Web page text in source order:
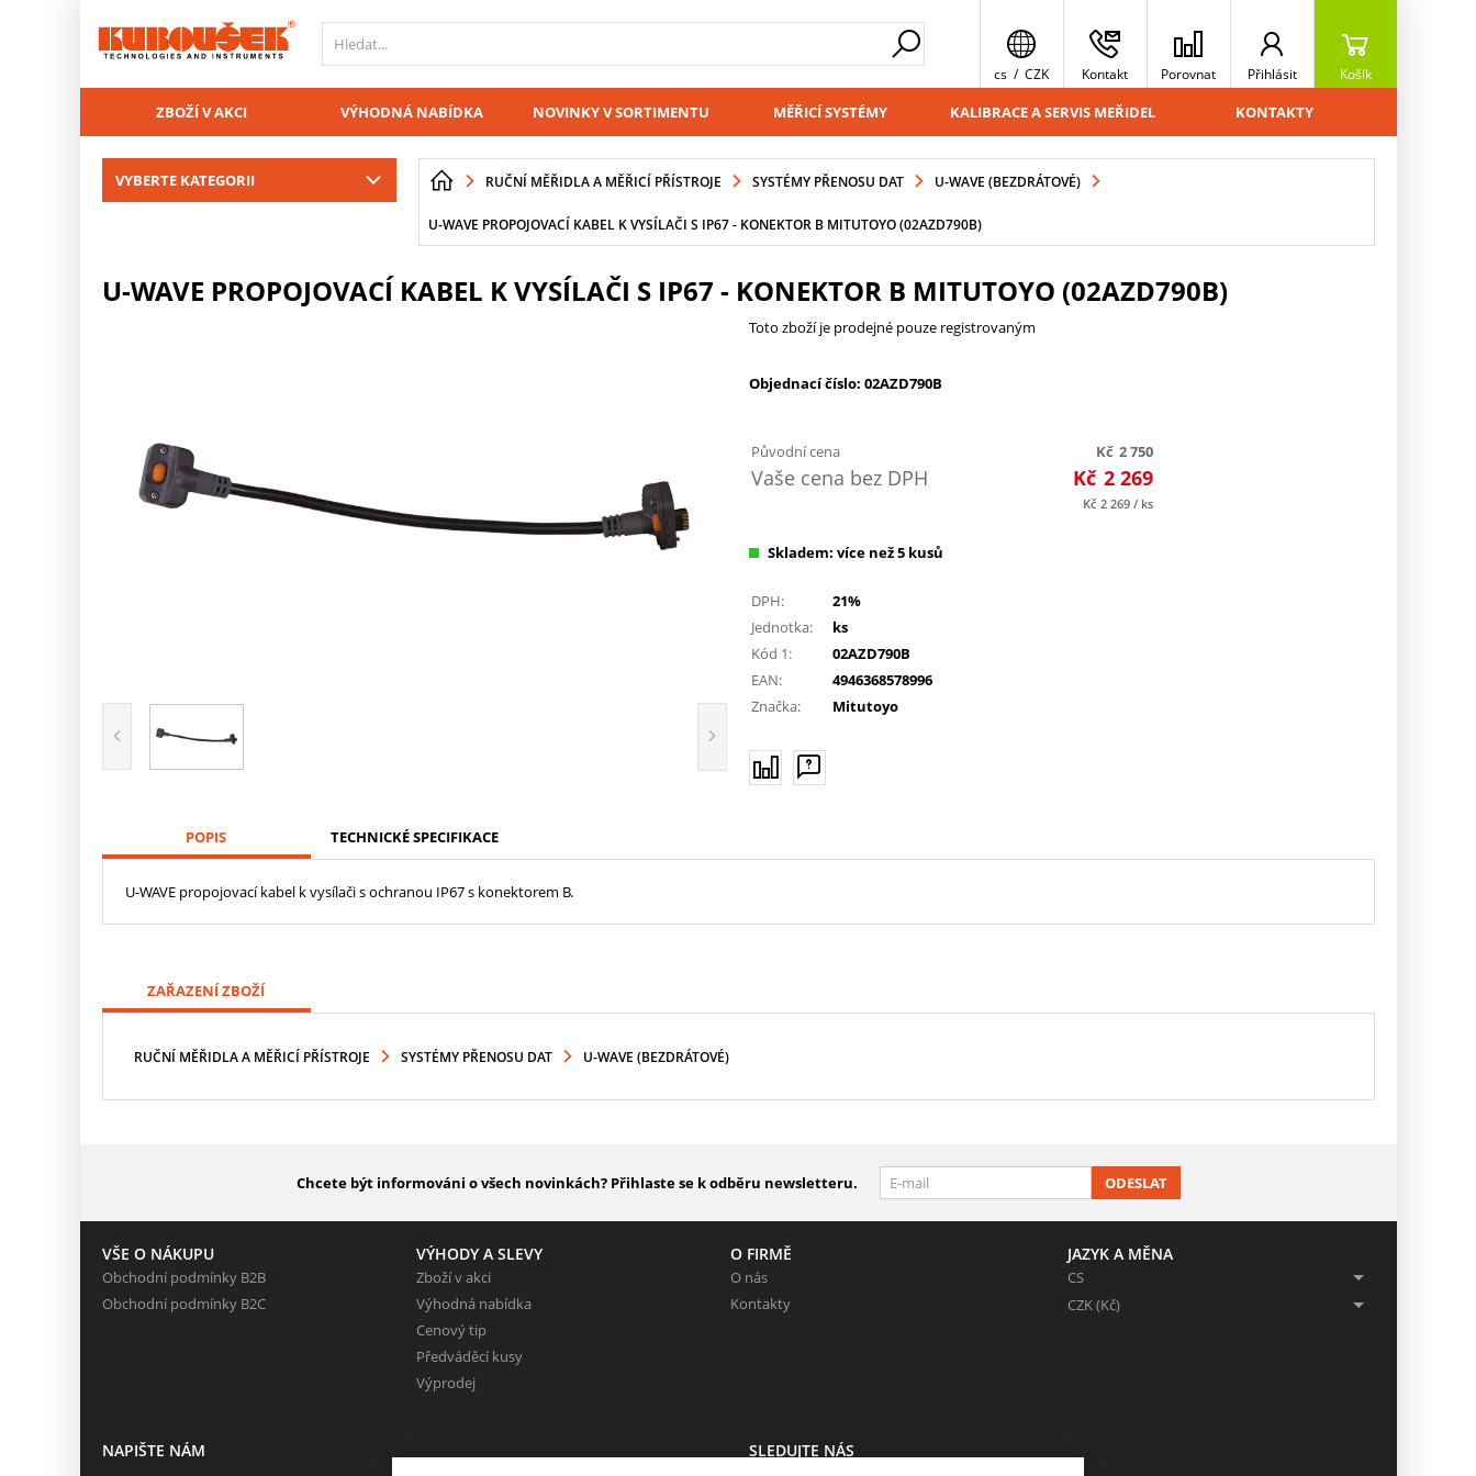
cs / CZK Kontakt Porovnat Přihlásit Košík
ZBOŽÍ V AKCI VÝHODNÁ NABÍDKA NOVINKY V SORTIMENTU MĚŘICÍ SYSTÉMY KALIBRACE A SERVIS MEŘIDEL KONTAKTY
VYBERTE KATEGORII RUČNÍ MĚŘIDLA A MĚŘICÍ PŘÍSTROJE SYSTÉMY PŘENOSU DAT U-WAVE (BEZDRÁTOVÉ)
U-WAVE PROPOJOVACÍ KABEL K VYSÍLAČI S IP67 - KONEKTOR B MITUTOYO (02AZD790B)
U-WAVE PROPOJOVACÍ KABEL K VYSÍLAČI S IP67 - KONEKTOR B MITUTOYO (02AZD790B)
Toto zboží je prodejné pouze registrovaným
Objednací číslo: 02AZD790B
Původní cena 2 750
Kč
Vaše cena bez DPH 2 269
Kč
2 269
Kč / ks
Skladem: více než 5 kusů
DPH:
21%
Jednotka:
ks
Kód 1:
02AZD790B
EAN:
4946368578996
Značka:
Mitutoyo
POPIS TECHNICKÉ SPECIFIKACE
U-WAVE propojovací kabel k vysílači s ochranou IP67 s konektorem B.
ZAŘAZENÍ ZBOŽÍ
RUČNÍ MĚŘIDLA A MĚŘICÍ PŘÍSTROJE SYSTÉMY PŘENOSU DAT U-WAVE (BEZDRÁTOVÉ)
Chcete být informováni o všech novinkách? Přihlaste se k odběru newsletteru. ODESLAT
VŠE O NÁKUPU
Obchodní podmínky B2B
Obchodní podmínky B2C
VÝHODY A SLEVY
Zboží v akci
Výhodná nabídka
Cenový tip
Předváděcí kusy
Výprodej
O FIRMĚ
O nás
Kontakty
JAZYK A MĚNA
CS
CZK (Kč)
NAPIŠTE NÁM SLEDUJTE NÁS